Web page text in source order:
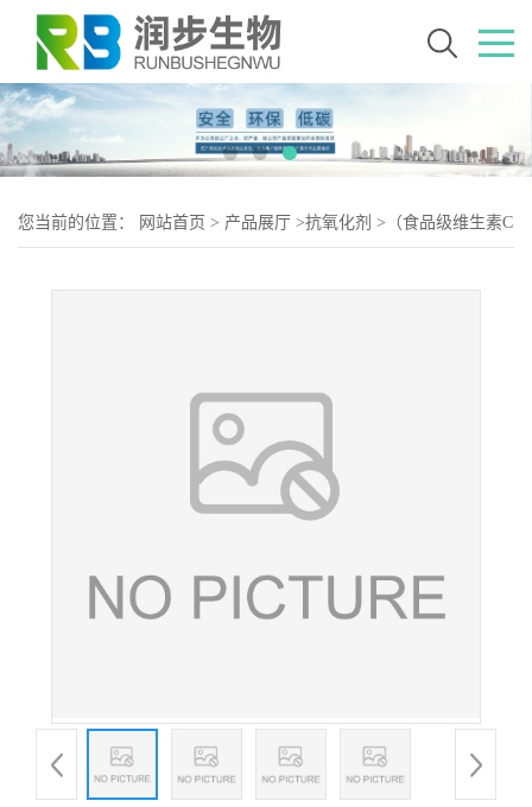
您当前的位置： 网站首页 > 产品展厅 >抗氧化剂 > （食品级维生素C